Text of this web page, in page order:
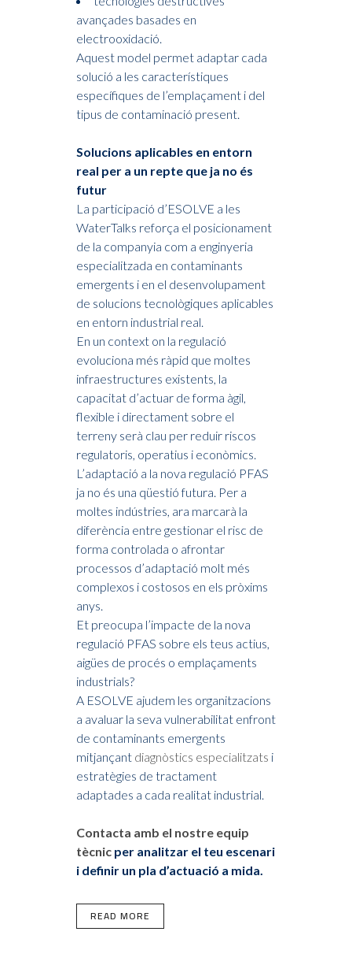
avançades basades en
electrooxidació.
Aquest model permet adaptar cada
solució a les característiques
específiques de l’emplaçament i del
tipus de contaminació present.
Solucions aplicables en entorn
real per a un repte que ja no és
futur
La participació d’ESOLVE a les
WaterTalks reforça el posicionament
de la companyia com a enginyeria
especialitzada en contaminants
emergents i en el desenvolupament
de solucions tecnològiques aplicables
en entorn industrial real.
En un context on la regulació
evoluciona més ràpid que moltes
infraestructures existents, la
capacitat d’actuar de forma àgil,
flexible i directament sobre el
terreny serà clau per reduir riscos
regulatoris, operatius i econòmics.
L’adaptació a la nova regulació PFAS
ja no és una qüestió futura. Per a
moltes indústries, ara marcarà la
diferència entre gestionar el risc de
forma controlada o afrontar
processos d’adaptació molt més
complexos i costosos en els pròxims
anys.
Et preocupa l’impacte de la nova
regulació PFAS sobre els teus actius,
aigües de procés o emplaçaments
industrials?
A ESOLVE ajudem les organitzacions
a avaluar la seva vulnerabilitat enfront
de contaminants emergents
mitjançant diagnòstics especialitzats i
estratègies de tractament
adaptades a cada realitat industrial.
Contacta amb el nostre equip
tècnic per analitzar el teu escenari
i definir un pla d’actuació a mida.
READ MORE